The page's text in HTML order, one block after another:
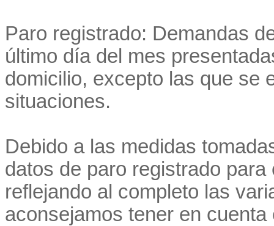
Paro registrado: Demandas
último día del mes
domicilio, excepto las que se
situaciones.
Debido a las medidas
datos de paro registrado
reflejando al completo las
aconsejamos tener en